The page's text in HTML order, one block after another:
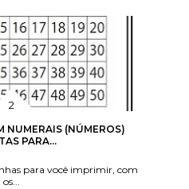
NUMERAIS (NÚMEROS)
PARA...
para você imprimir, com
os...